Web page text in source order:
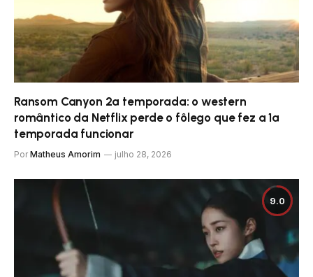
Ransom Canyon 2ª temporada: o western
romântico da Netflix perde o fôlego que fez a 1ª
temporada funcionar
Por Matheus Amorim julho 28, 2026
9.0